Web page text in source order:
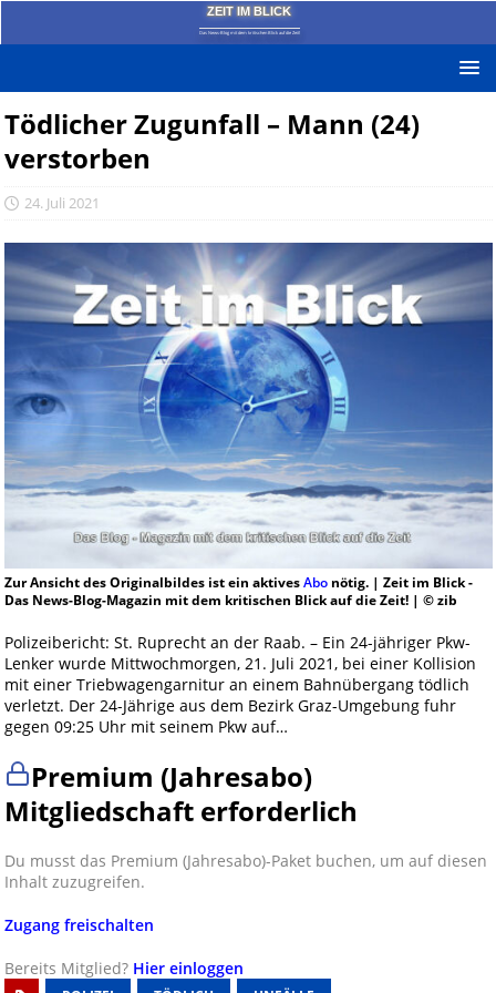
ZEIT IM BLICK
Das News-Blog mit dem kritischen Blick auf die Zeit!
Tödlicher Zugunfall – Mann (24)
verstorben
24. Juli 2021
Zur Ansicht des Originalbildes ist ein aktivesAbonötig. | Zeit im Blick -
Das News-Blog-Magazin mit dem kritischen Blick auf die Zeit! | © zib
Polizeibericht: St. Ruprecht an der Raab. – Ein 24-jähriger Pkw-
Lenker wurde Mittwochmorgen, 21. Juli 2021, bei einer Kollision
mit einer Triebwagengarnitur an einem Bahnübergang tödlich
verletzt. Der 24-Jährige aus dem Bezirk Graz-Umgebung fuhr
gegen 09:25 Uhr mit seinem Pkw auf…
Premium (Jahresabo)
Mitgliedschaft erforderlich
Du musst das Premium (Jahresabo)-Paket buchen, um auf diesen
Inhalt zuzugreifen.
Zugang freischalten
Bereits Mitglied? Hier einloggen